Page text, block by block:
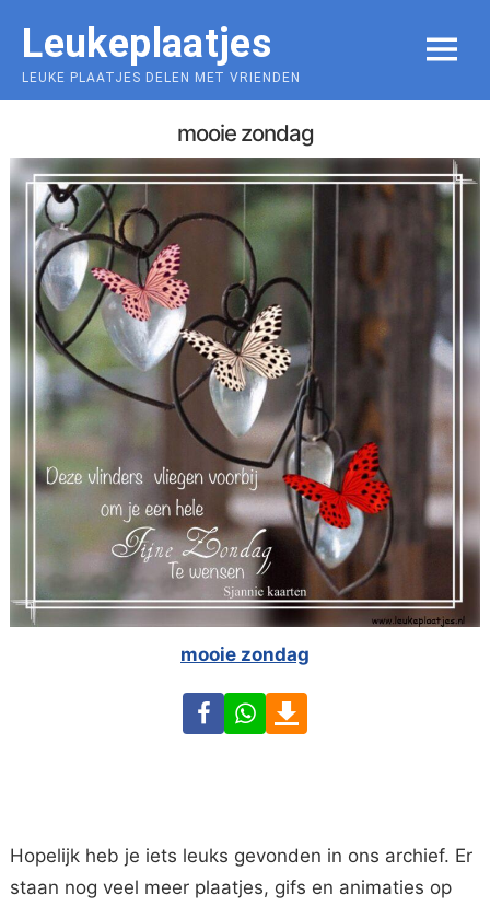
content
Leukeplaatjes
LEUKE PLAATJES DELEN MET VRIENDEN
MENU
mooie zondag
mooie zondag
FacebookWhatsApp
Hopelijk heb je iets leuks gevonden in ons archief. Er
staan nog veel meer plaatjes, gifs en animaties op